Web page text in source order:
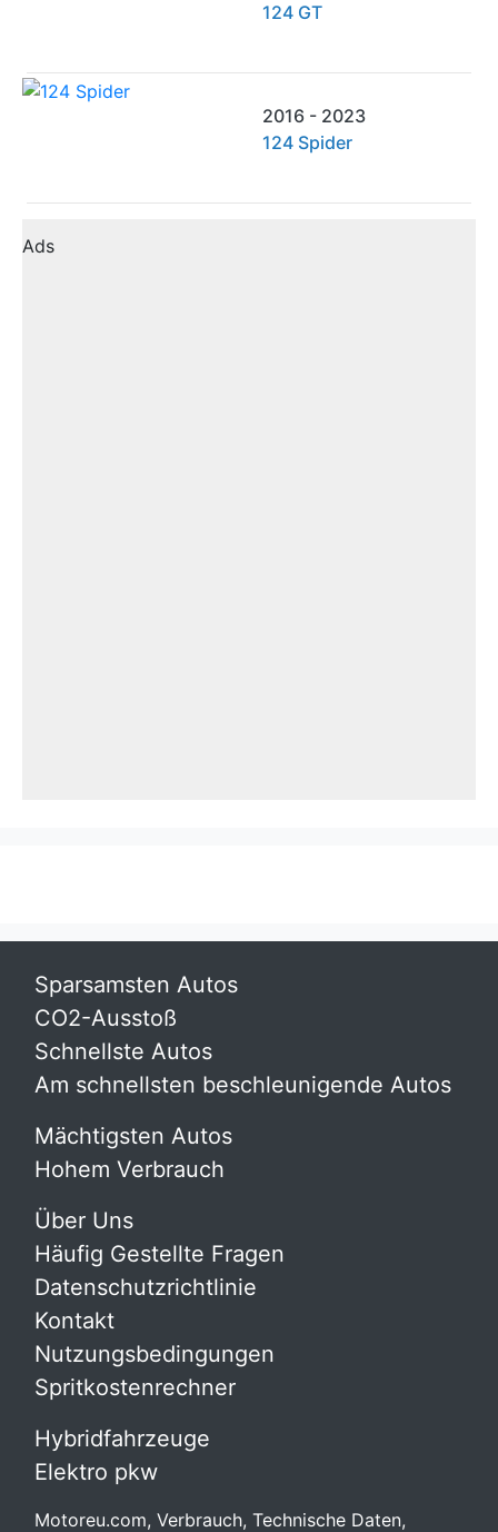
124 GT
2016 - 2023
124 Spider
Ads
Sparsamsten Autos
CO2-Ausstoß
Schnellste Autos
Am schnellsten beschleunigende Autos
Mächtigsten Autos
Hohem Verbrauch
Über Uns
Häufig Gestellte Fragen
Datenschutzrichtlinie
Kontakt
Nutzungsbedingungen
Spritkostenrechner
Hybridfahrzeuge
Elektro pkw
Motoreu.com, Verbrauch, Technische Daten,